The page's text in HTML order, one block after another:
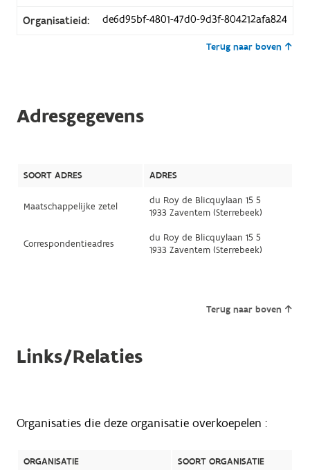
Organisatieid: de6d95bf-4801-47d0-9d3f-804212afa824
Terug naar boven
Adresgegevens
SOORT ADRES ADRES
Maatschappelijke zetel
du Roy de Blicquylaan 15 5
1933 Zaventem (Sterrebeek)
Correspondentieadres
du Roy de Blicquylaan 15 5
1933 Zaventem (Sterrebeek)
Terug naar boven
Links/Relaties
Organisaties die deze organisatie overkoepelen :
ORGANISATIE
SOORT ORGANISATIE